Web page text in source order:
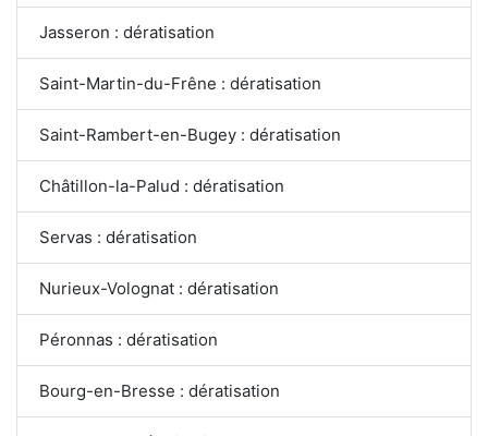
Jasseron : dératisation
Saint-Martin-du-Frêne : dératisation
Saint-Rambert-en-Bugey : dératisation
Châtillon-la-Palud : dératisation
Servas : dératisation
Nurieux-Volognat : dératisation
Péronnas : dératisation
Bourg-en-Bresse : dératisation